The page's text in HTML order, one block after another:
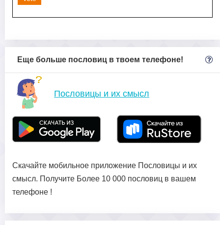
Еще больше пословиц в твоем телефоне!
Пословицы и их смысл
Скачайте мобильное приложение Пословицы и их
смысл. Получите Более 10 000 пословиц в вашем
телефоне !